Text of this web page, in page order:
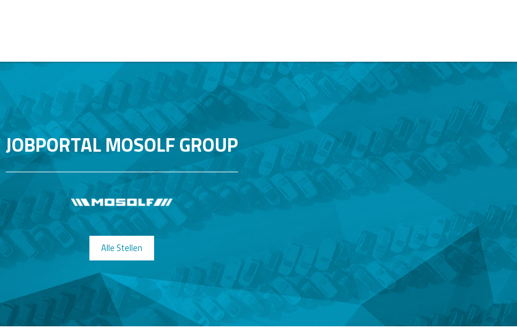
JOBPORTAL MOSOLF GROUP
Alle Stellen